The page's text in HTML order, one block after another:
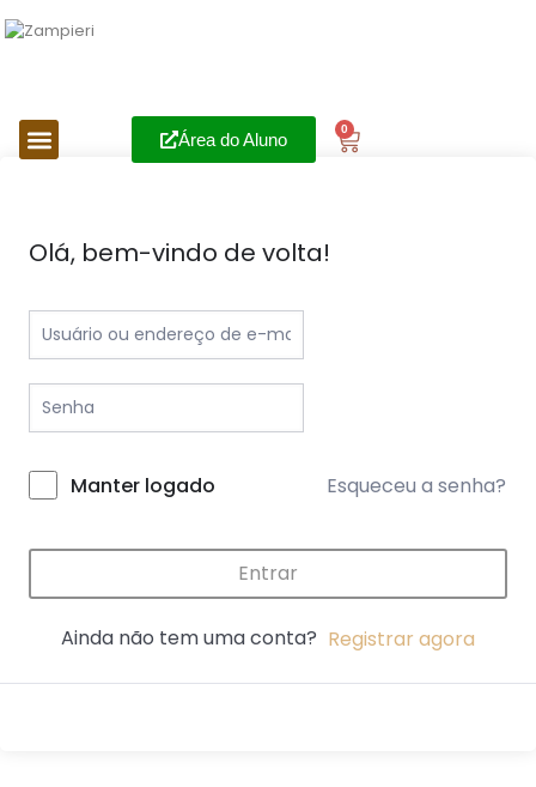
Área do Aluno
0
Olá, bem-vindo de volta!
Manter logado Esqueceu a senha?
Entrar
Ainda não tem uma conta? Registrar agora